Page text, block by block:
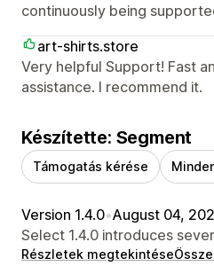
continuously being
art-shirts.store
Very helpful Support! Fast
assistance. I recommend it.
Készítette: Segment
Támogatás kérése
Version 1.4.0•August 04,
Select 1.4.0 introduces
Részletek megtekintése